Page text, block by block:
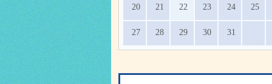
20 21 22 23 24 25
27 28 29 30 31